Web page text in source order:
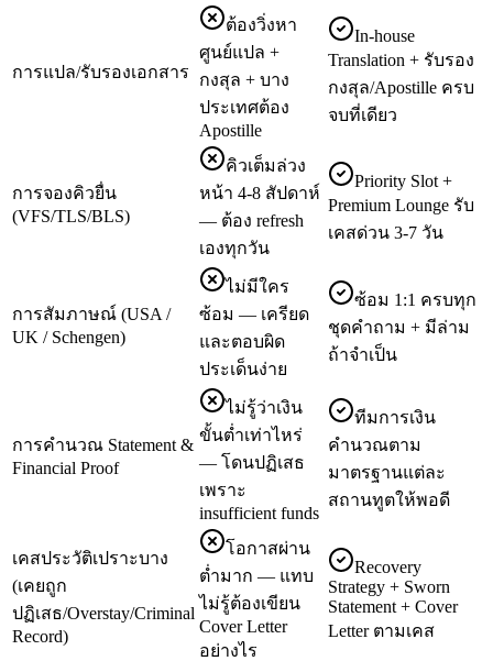
การแปล/รับรองเอกสาร
ต้องวิ่งหา
ศูนย์แปล +
กงสุล + บาง
ประเทศต้อง
Apostille
In-house
Translation + รับรอง
กงสุล/Apostille ครบ
จบที่เดียว
การจองคิวยื่น
(VFS/TLS/BLS)
คิวเต็มล่วง
หน้า 4-8 สัปดาห์
— ต้อง refresh
เองทุกวัน
Priority Slot +
Premium Lounge รับ
เคสด่วน 3-7 วัน
การสัมภาษณ์ (USA /
UK / Schengen)
ไม่มีใคร
ซ้อม — เครียด
และตอบผิด
ประเด็นง่าย
ซ้อม 1:1 ครบทุก
ชุดคำถาม + มีล่าม
ถ้าจำเป็น
การคำนวณ Statement &
Financial Proof
ไม่รู้ว่าเงิน
ขั้นต่ำเท่าไหร่
— โดนปฏิเสธ
เพราะ
insufficient funds
ทีมการเงิน
คำนวณตาม
มาตรฐานแต่ละ
สถานทูตให้พอดี
เคสประวัติเปราะบาง
(เคยถูก
ปฏิเสธ/Overstay/Criminal
Record)
โอกาสผ่าน
ต่ำมาก — แทบ
ไม่รู้ต้องเขียน
Cover Letter
อย่างไร
Recovery
Strategy + Sworn
Statement + Cover
Letter ตามเคส